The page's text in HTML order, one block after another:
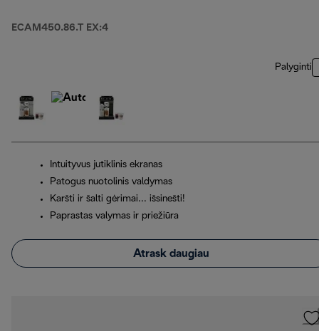
ECAM450.86.T EX:4
Palyginti
Intuityvus jutiklinis ekranas
Patogus nuotolinis valdymas
Karšti ir šalti gėrimai... išsinešti!
Paprastas valymas ir priežiūra
Atrask daugiau